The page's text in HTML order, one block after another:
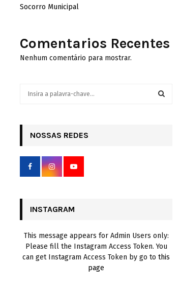
Socorro Municipal
Comentarios Recentes
Nenhum comentário para mostrar.
r
NOSSAS REDES
INSTAGRAM
This message appears for Admin Users only:
Please fill the Instagram Access Token. You
can get Instagram Access Token by go to this
page